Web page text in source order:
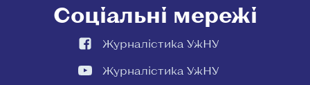
Соціальні мережі
Журналістика УжНУ
Журналістика УжНУ